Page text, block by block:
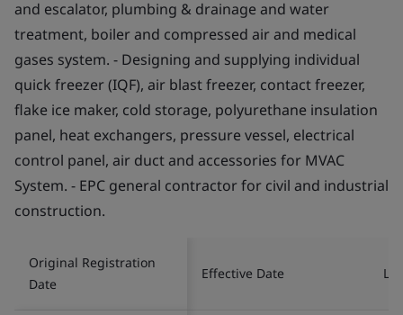
and escalator, plumbing & drainage and water
treatment, boiler and compressed air and medical
gases system. - Designing and supplying individual
quick freezer (IQF), air blast freezer, contact freezer,
flake ice maker, cold storage, polyurethane insulation
panel, heat exchangers, pressure vessel, electrical
control panel, air duct and accessories for MVAC
System. - EPC general contractor for civil and industrial
construction.
Original Registration
Date
Effective Date